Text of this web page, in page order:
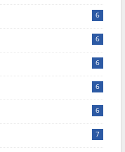
6
6
6
6
6
7